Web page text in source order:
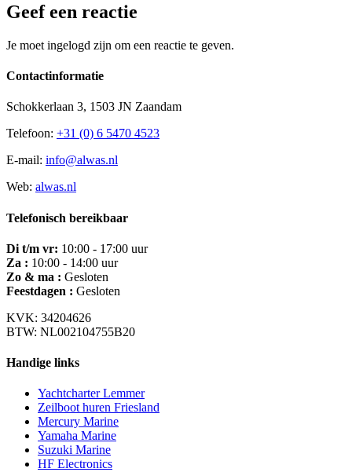
Geef een reactie
Je moet ingelogd zijn om een reactie te geven.
Contactinformatie
Schokkerlaan 3, 1503 JN Zaandam
Telefoon: +31 (0) 6 5470 4523
E-mail: info@alwas.nl
Web: alwas.nl
Telefonisch bereikbaar
Di t/m vr: 10:00 - 17:00 uur
Za : 10:00 - 14:00 uur
Zo & ma : Gesloten
Feestdagen : Gesloten
KVK: 34204626
BTW: NL002104755B20
Handige links
Yachtcharter Lemmer
Zeilboot huren Friesland
Mercury Marine
Yamaha Marine
Suzuki Marine
HF Electronics